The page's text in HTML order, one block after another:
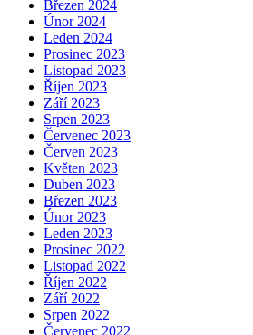
Březen 2024
Únor 2024
Leden 2024
Prosinec 2023
Listopad 2023
Říjen 2023
Září 2023
Srpen 2023
Červenec 2023
Červen 2023
Květen 2023
Duben 2023
Březen 2023
Únor 2023
Leden 2023
Prosinec 2022
Listopad 2022
Říjen 2022
Září 2022
Srpen 2022
Červenec 2022